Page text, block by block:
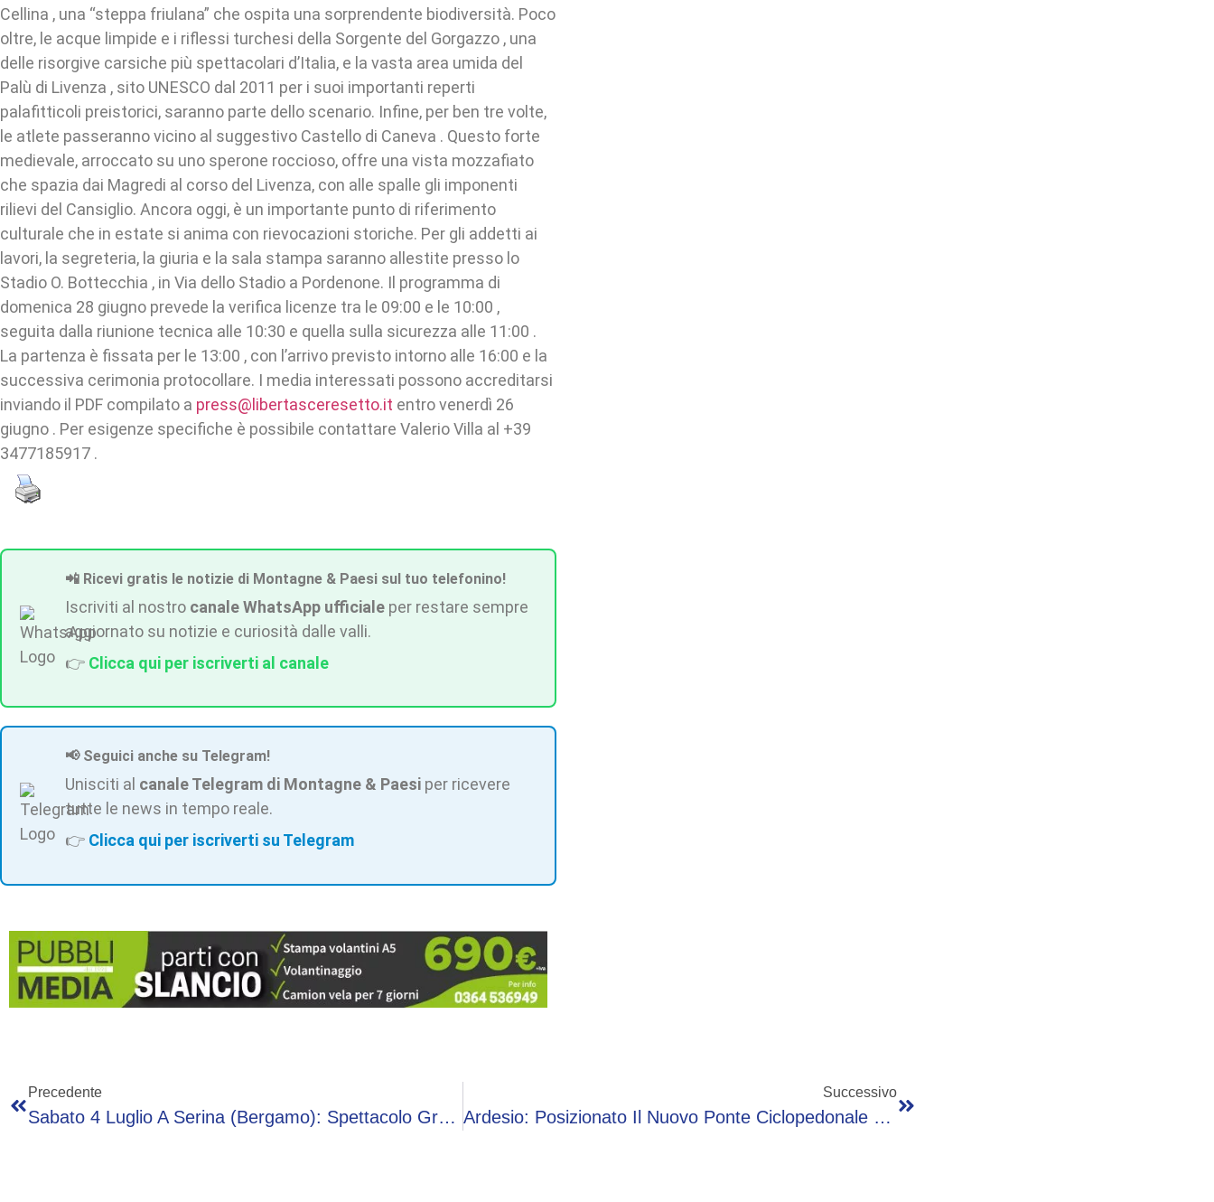
Cellina , una “steppa friulana” che ospita una sorprendente biodiversità. Poco
oltre, le acque limpide e i riflessi turchesi della Sorgente del Gorgazzo , una
delle risorgive carsiche più spettacolari d’Italia, e la vasta area umida del
Palù di Livenza , sito UNESCO dal 2011 per i suoi importanti reperti
palafitticoli preistorici, saranno parte dello scenario. Infine, per ben tre volte,
le atlete passeranno vicino al suggestivo Castello di Caneva . Questo forte
medievale, arroccato su uno sperone roccioso, offre una vista mozzafiato
che spazia dai Magredi al corso del Livenza, con alle spalle gli imponenti
rilievi del Cansiglio. Ancora oggi, è un importante punto di riferimento
culturale che in estate si anima con rievocazioni storiche. Per gli addetti ai
lavori, la segreteria, la giuria e la sala stampa saranno allestite presso lo
Stadio O. Bottecchia , in Via dello Stadio a Pordenone. Il programma di
domenica 28 giugno prevede la verifica licenze tra le 09:00 e le 10:00 ,
seguita dalla riunione tecnica alle 10:30 e quella sulla sicurezza alle 11:00 .
La partenza è fissata per le 13:00 , con l’arrivo previsto intorno alle 16:00 e la
successiva cerimonia protocollare. I media interessati possono accreditarsi
inviando il PDF compilato a press@libertasceresetto.it entro venerdì 26
giugno . Per esigenze specifiche è possibile contattare Valerio Villa al +39
3477185917 .
📲 Ricevi gratis le notizie di Montagne & Paesi sul tuo telefonino!
Iscriviti al nostro canale WhatsApp ufficiale per restare sempre
aggiornato su notizie e curiosità dalle valli.
👉 Clicca qui per iscriverti al canale
📢 Seguici anche su Telegram!
Unisciti al canale Telegram di Montagne & Paesi per ricevere
tutte le news in tempo reale.
👉 Clicca qui per iscriverti su Telegram
Precedente
Sabato 4 Luglio A Serina (Bergamo): Spettacolo Gratuito ‘Le Tre P’ Sul Dono Al Cineteatro Il Portico
Successivo
Ardesio: Posizionato Il Nuovo Ponte Ciclopedonale Sul Fiume Serio, 51 Metri Di Luce Con Colori Unici In Val Seriana